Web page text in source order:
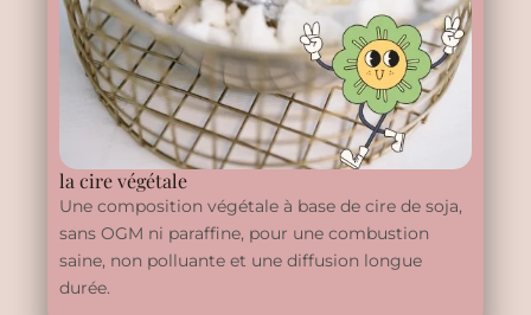
la cire végétale
Une composition végétale à base de cire de soja,
sans OGM ni paraffine, pour une combustion
saine, non polluante et une diffusion longue
durée.